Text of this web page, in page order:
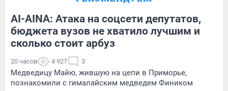
AI-AINA: Атака на соцсети депутатов,
бюджета вузов не хватило лучшим и
сколько стоит арбуз
20 часов 4 927 3
Медведицу Майю, жившую на цепи в Приморье,
познакомили с гималайским медведем Фиником